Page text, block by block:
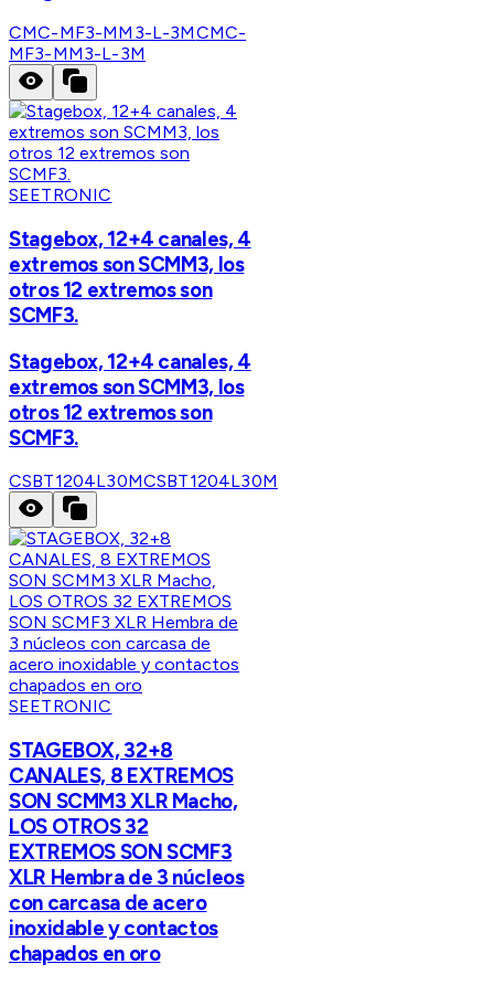
CMC-MF3-MM3-L-3MCMC-
MF3-MM3-L-3M
SEETRONIC
Stagebox, 12+4 canales, 4
extremos son SCMM3, los
otros 12 extremos son
SCMF3.
Stagebox, 12+4 canales, 4
extremos son SCMM3, los
otros 12 extremos son
SCMF3.
CSBT1204L30MCSBT1204L30M
SEETRONIC
STAGEBOX, 32+8
CANALES, 8 EXTREMOS
SON SCMM3 XLR Macho,
LOS OTROS 32
EXTREMOS SON SCMF3
XLR Hembra de 3 núcleos
con carcasa de acero
inoxidable y contactos
chapados en oro